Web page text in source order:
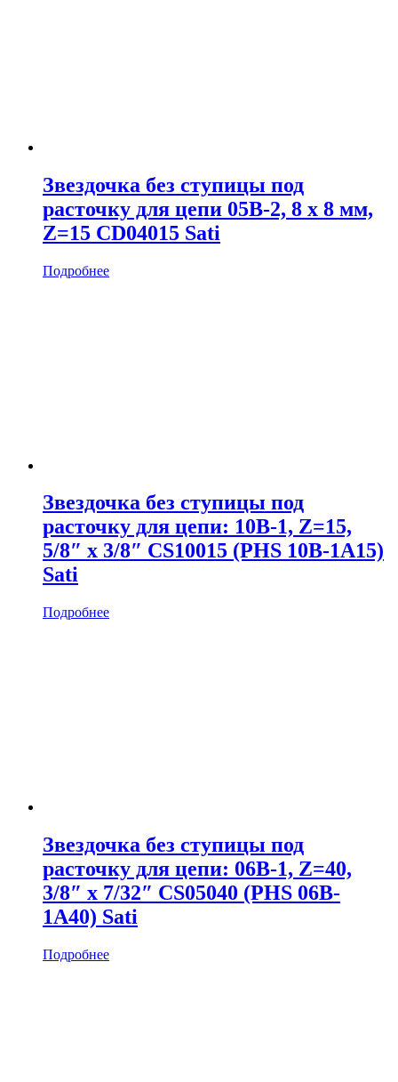
Звездочка без ступицы под
расточку для цепи 05B-2, 8 x 8 мм,
Z=15 CD04015 Sati
Подробнее
Звездочка без ступицы под
расточку для цепи: 10B-1, Z=15,
5/8″ x 3/8″ CS10015 (PHS 10B-1A15)
Sati
Подробнее
Звездочка без ступицы под
расточку для цепи: 06B-1, Z=40,
3/8″ x 7/32″ CS05040 (PHS 06B-
1A40) Sati
Подробнее